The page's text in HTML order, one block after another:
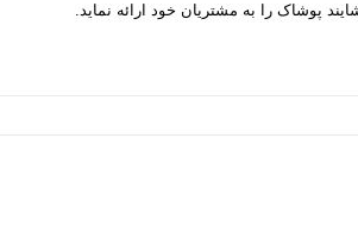
پوشاک را به مشتریان خود ارائه نماید.